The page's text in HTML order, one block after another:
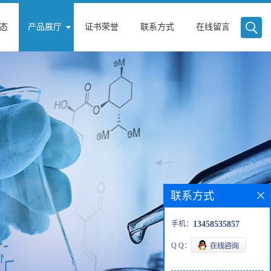
产品展厅 证书荣誉 联系方式 在线留言
联系方式
手机： 13458535857
Q Q：